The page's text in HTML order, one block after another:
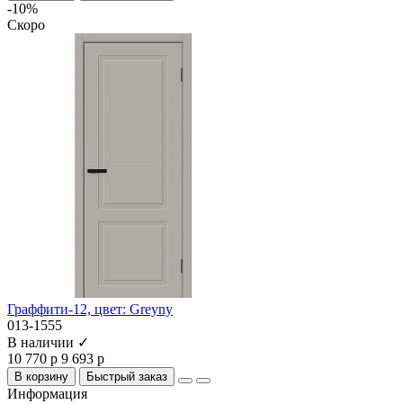
-10%
Скоро
Граффити-12, цвет: Greyny
013-1555
В наличии ✓
10 770 р 9 693 р
В корзину Быстрый заказ
Информация